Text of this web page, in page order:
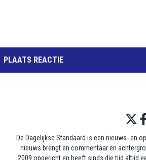
PLAATS REACTIE
De Dagelijkse Standaard is een nieuws- en
nieuws brengt en commentaar en
2009 opgericht en heeft sinds die tijd altijd